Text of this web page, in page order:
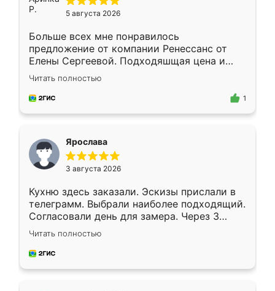
5 августа 2026
Больше всех мне понравилось
предложение от компании Ренессанс от
Елены Сергеевой. Подходяшщая цена и
короткие сроки изготовления. Приехавший
для замера сотрудник Владислав
предложил по моему эскизу самый
Читать полностью
1
Ярослава
3 августа 2026
Кухню здесь заказали. Эскизы прислали в
телеграмм. Выбрали наиболее подходящий.
Согласовали день для замера. Через 3
недели кухня была уже готова. Остались
довольны работой. Спасибо Ренессанс
мебель за качественную работу!
Читать полностью